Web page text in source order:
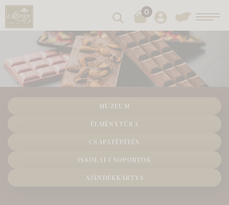
Keresés0
MÚZEUM
ÉLMÉNYTÚRA
CSAPATÉPÍTÉS
ISKOLAI CSOPORTOK
AJÁNDÉKKÁRTYA